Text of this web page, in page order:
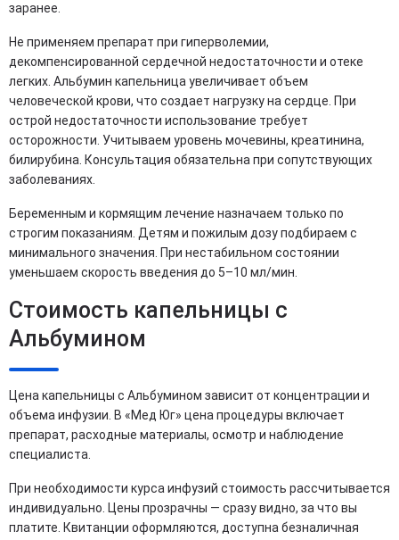
заранее.
Не применяем препарат при гиперволемии,
декомпенсированной сердечной недостаточности и отеке
легких. Альбумин капельница увеличивает объем
человеческой крови, что создает нагрузку на сердце. При
острой недостаточности использование требует
осторожности. Учитываем уровень мочевины, креатинина,
билирубина. Консультация обязательна при сопутствующих
заболеваниях.
Беременным и кормящим лечение назначаем только по
строгим показаниям. Детям и пожилым дозу подбираем с
минимального значения. При нестабильном состоянии
уменьшаем скорость введения до 5–10 мл/мин.
Стоимость капельницы с
Альбумином
Цена капельницы с Альбумином зависит от концентрации и
объема инфузии. В «Мед Юг» цена процедуры включает
препарат, расходные материалы, осмотр и наблюдение
специалиста.
При необходимости курса инфузий стоимость рассчитывается
индивидуально. Цены прозрачны — сразу видно, за что вы
платите. Квитанции оформляются, доступна безналичная